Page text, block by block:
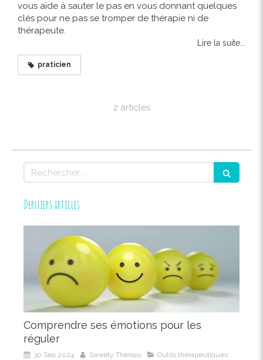
vous aide à sauter le pas en vous donnant quelques
clés pour ne pas se tromper de thérapie ni de
thérapeute.
Lire la suite...
praticien
2 articles
Rechercher
Derniers articles
Comprendre ses émotions pour les
réguler
30 Sep 2024 Sweety Therapy Outils thérapeutiques